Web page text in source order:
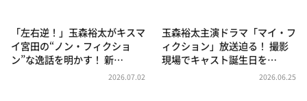
「左右逆！」玉森裕太がキスマ
イ宮田の“ノン・フィクショ
ン”な逸話を明かす！ 新…
2026.07.02
玉森裕太主演ドラマ「マイ・フ
ィクション」放送迫る！ 撮影
現場でキャスト誕生日を…
2026.06.25